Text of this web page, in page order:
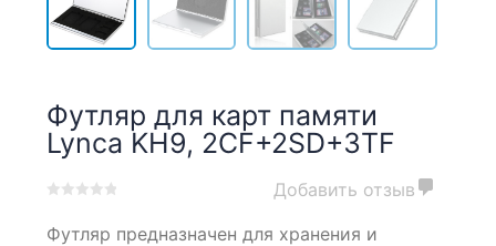
Футляр для карт памяти
Lynca KH9, 2CF+2SD+3TF
out
Добавить отзыв
Футляр предназначен для хранения и